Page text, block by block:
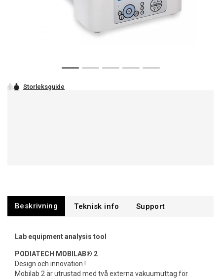
Beskrivning Support
Lab equipment analysis tool
PODIATECH MOBILAB® 2
Design och innovation !
Mobilab 2 är utrustad med två externa vakuumuttag för